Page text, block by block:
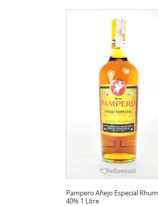
Pampero Añejo Especial Rhum
40% 1 Litre